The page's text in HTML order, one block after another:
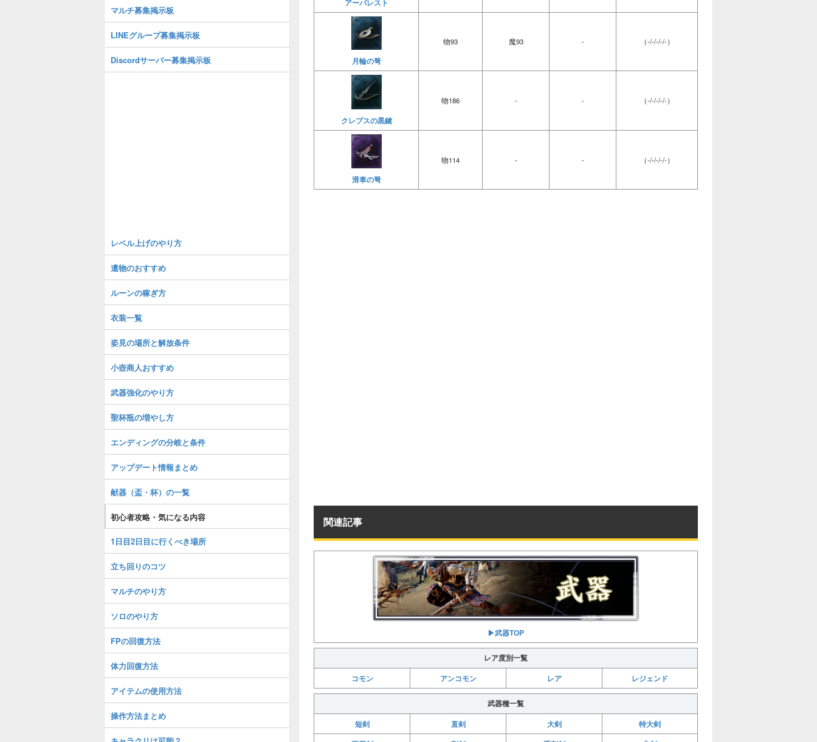
アーバレスト
月輪の弩
物93 魔93 - （-/-/-/-/-）
クレプスの黒鍵
物186 - - （-/-/-/-/-）
滑車の弩
物114 - - （-/-/-/-/-）
関連記事
▶︎武器TOP
レア度別一覧
コモン アンコモン レア レジェンド
武器種一覧
短剣 直剣 大剣
特大剣
マルチ募集掲示板
LINEグループ募集掲示板
Discordサーバー募集掲示板
レベル上げのやり方
遺物のおすすめ
ルーンの稼ぎ方
衣装一覧
姿見の場所と解放条件
小壺商人おすすめ
武器強化のやり方
聖杯瓶の増やし方
エンディングの分岐と条件
アップデート情報まとめ
献器（盃・杯）の一覧
初心者攻略・気になる内容
1日目2日目に行くべき場所
立ち回りのコツ
マルチのやり方
ソロのやり方
FPの回復方法
体力回復方法
アイテムの使用方法
操作方法まとめ